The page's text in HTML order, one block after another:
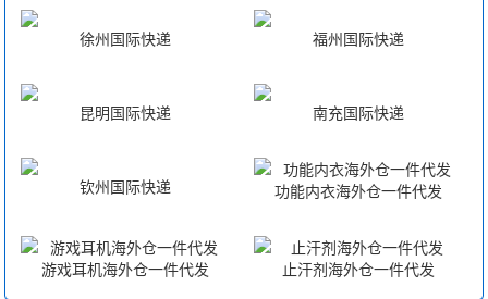
丰富的专业操作队伍，先进的计算机处理系统。从报价、
发空运与海运提单、及进口清关、提货、陆路运输均由专
人专岗负责，与仓库、海关、各地分公司、办事处、国外
司管理人员密切关注整体运作，时刻检查各环节是否符合
是我们的追求！
国际快递敏感货出口注意事项
官方渠道都是不承接敏感货运输
2.但并不是完全不能运输，可以通过专业的敏感货国际快
国际快递敏感货出口清关需要注意什么？
2.合规的申报，数量、货值，品名尤为重要，不要弄错
3.了解目的国的清关政策及清关要求，降低运输风险
徐州国际快递 福州国际快递
昆明国际快递 南充国际快递
钦州国际快递 功能内衣海外仓一件代发
游戏耳机海外仓一件代发 止汗剂海外仓一件代发